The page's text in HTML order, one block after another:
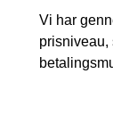
Vi har
prisniveau,